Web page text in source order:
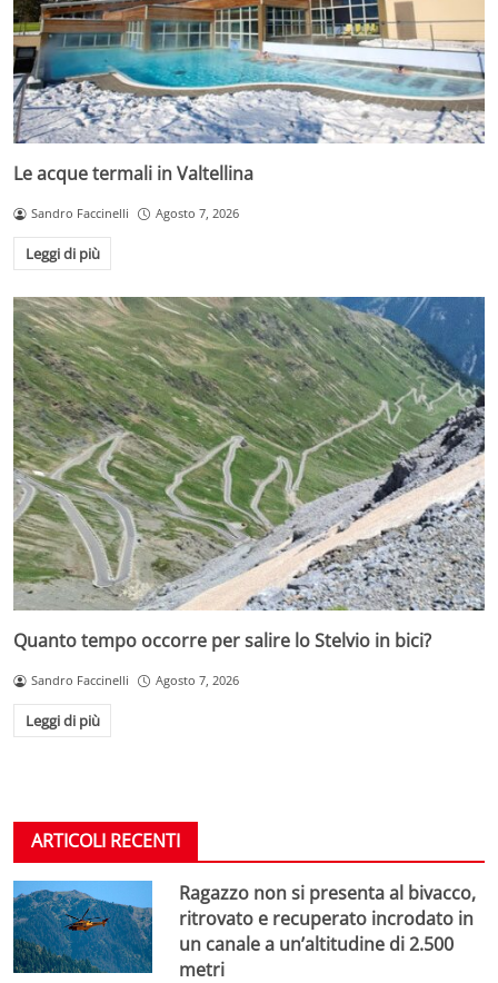
Le acque termali in Valtellina
Sandro Faccinelli Agosto 7, 2026
Leggi di più
Quanto tempo occorre per salire lo Stelvio in bici?
Sandro Faccinelli Agosto 7, 2026
Leggi di più
ARTICOLI RECENTI
Ragazzo non si presenta al bivacco,
ritrovato e recuperato incrodato in
un canale a un’altitudine di 2.500
metri